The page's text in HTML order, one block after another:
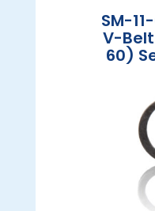
SM-
V-Belt
60)